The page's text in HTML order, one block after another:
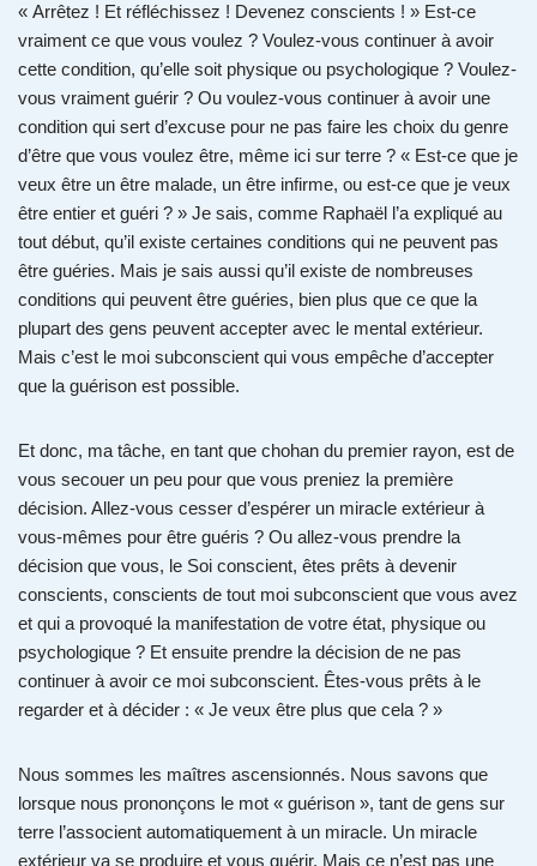
« Arrêtez ! Et réfléchissez ! Devenez conscients ! » Est-ce
vraiment ce que vous voulez ? Voulez-vous continuer à avoir
cette condition, qu’elle soit physique ou psychologique ? Voulez-
vous vraiment guérir ? Ou voulez-vous continuer à avoir une
condition qui sert d’excuse pour ne pas faire les choix du genre
d’être que vous voulez être, même ici sur terre ? « Est-ce que je
veux être un être malade, un être infirme, ou est-ce que je veux
être entier et guéri ? » Je sais, comme Raphaël l’a expliqué au
tout début, qu’il existe certaines conditions qui ne peuvent pas
être guéries. Mais je sais aussi qu’il existe de nombreuses
conditions qui peuvent être guéries, bien plus que ce que la
plupart des gens peuvent accepter avec le mental extérieur.
Mais c’est le moi subconscient qui vous empêche d’accepter
que la guérison est possible.
Et donc, ma tâche, en tant que chohan du premier rayon, est de
vous secouer un peu pour que vous preniez la première
décision. Allez-vous cesser d’espérer un miracle extérieur à
vous-mêmes pour être guéris ? Ou allez-vous prendre la
décision que vous, le Soi conscient, êtes prêts à devenir
conscients, conscients de tout moi subconscient que vous avez
et qui a provoqué la manifestation de votre état, physique ou
psychologique ? Et ensuite prendre la décision de ne pas
continuer à avoir ce moi subconscient. Êtes-vous prêts à le
regarder et à décider : « Je veux être plus que cela ? »
Nous sommes les maîtres ascensionnés. Nous savons que
lorsque nous prononçons le mot « guérison », tant de gens sur
terre l’associent automatiquement à un miracle. Un miracle
extérieur va se produire et vous guérir. Mais ce n’est pas une